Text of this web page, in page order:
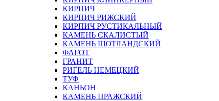
КИРПИЧ
КИРПИЧ РИЖСКИЙ
КИРПИЧ РУСТИКАЛЬНЫЙ
КАМЕНЬ СКАЛИСТЫЙ
КАМЕНЬ ШОТЛАНДСКИЙ
ФАГОТ
ГРАНИТ
РИГЕЛЬ НЕМЕЦКИЙ
ТУФ
КАНЬОН
КАМЕНЬ ПРАЖСКИЙ